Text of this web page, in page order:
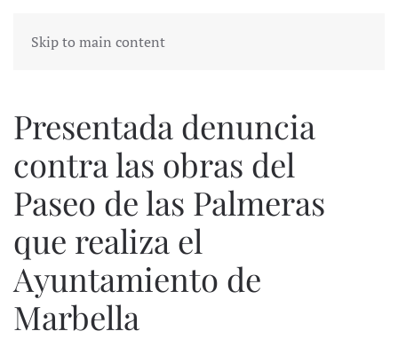
Skip to main content
Presentada denuncia
contra las obras del
Paseo de las Palmeras
que realiza el
Ayuntamiento de
Marbella